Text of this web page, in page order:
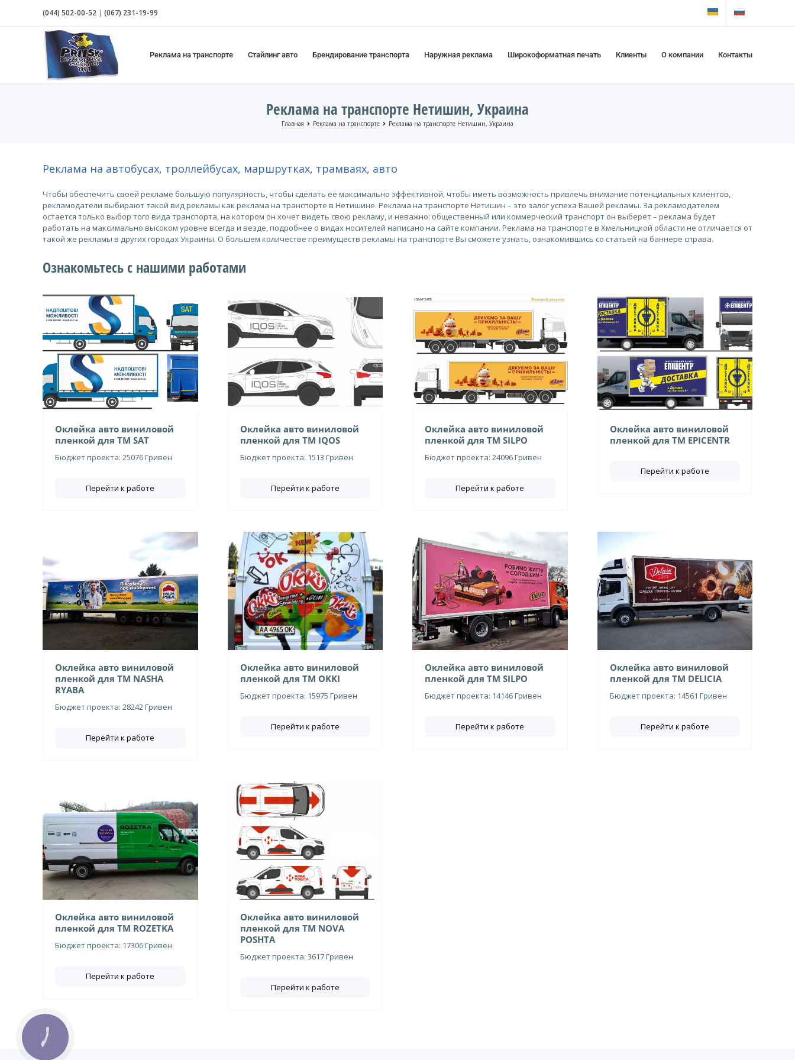
content
(044) 502-00-52 | (067) 231-19-99
Реклама на транспорте Стайлинг авто Брендирование транспорта Наружная реклама Широкоформатная печать Клиенты О компании Контакты
Реклама на транспорте Нетишин, Украина
Главная Реклама на транспорте Реклама на транспорте Нетишин, Украина
Реклама на автобусах, троллейбусах, маршрутках, трамваях, авто
Чтобы обеспечить своей рекламе большую популярность, чтобы сделать её максимально эффективной, чтобы иметь возможность привлечь внимание потенциальных клиентов,
рекламодатели выбирают такой вид рекламы как реклама на транспорте в Нетишине. Реклама на транспорте Нетишин – это залог успеха Вашей рекламы. За рекламодателем
остается только выбор того вида транспорта, на котором он хочет видеть свою рекламу, и неважно: общественный или коммерческий транспорт он выберет – реклама будет
работать на максимально высоком уровне всегда и везде, подробнее о видах носителей написано на сайте компании. Реклама на транспорте в Хмельницкой области не отличается от
такой же рекламы в других городах Украины. О большем количестве преимуществ рекламы на транспорте Вы сможете узнать, ознакомившись со статьей на баннере справа.
Ознакомьтесь с нашими работами
Оклейка авто виниловой
пленкой для ТМ SAT
Бюджет проекта: 25076 Гривен
Перейти к работе
Оклейка авто виниловой
пленкой для ТМ IQOS
Бюджет проекта: 1513 Гривен
Перейти к работе
Оклейка авто виниловой
пленкой для ТМ SILPO
Бюджет проекта: 24096 Гривен
Перейти к работе
Оклейка авто виниловой
пленкой для ТМ EPICENTR
Перейти к работе
Оклейка авто виниловой
пленкой для ТМ NASHA
RYABA
Бюджет проекта: 28242 Гривен
Перейти к работе
Оклейка авто виниловой
пленкой для ТМ OKKI
Бюджет проекта: 15975 Гривен
Перейти к работе
Оклейка авто виниловой
пленкой для ТМ SILPO
Бюджет проекта: 14146 Гривен
Перейти к работе
Оклейка авто виниловой
пленкой для ТМ DELICIA
Бюджет проекта: 14561 Гривен
Перейти к работе
Оклейка авто виниловой
пленкой для ТМ ROZETKA
Бюджет проекта: 17306 Гривен
Перейти к работе
Оклейка авто виниловой
пленкой для ТМ NOVA
POSHTA
Бюджет проекта: 3617 Гривен
Перейти к работе
КНОПКА
СВЯЗИ